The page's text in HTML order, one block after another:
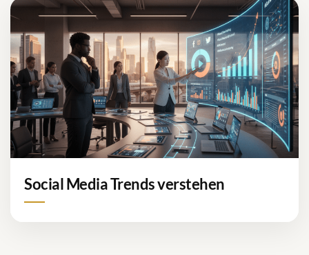
Social Media Trends verstehen